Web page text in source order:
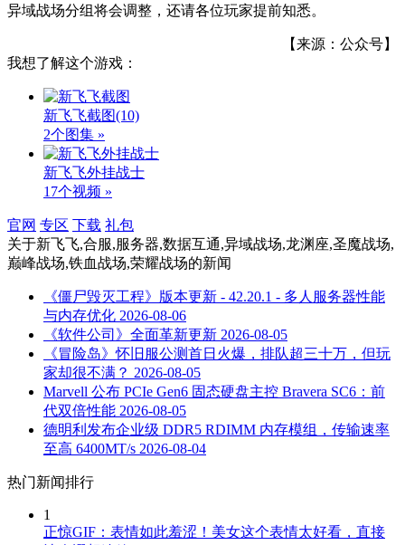
异域战场分组将会调整，还请各位玩家提前知悉。
【来源：公众号】
我想了解这个游戏：
新飞飞截图(10)
2个图集 »
新飞飞外挂战士
17个视频 »
官网 专区 下载 礼包
关于新飞飞,合服,服务器,数据互通,异域战场,龙渊座,圣魔战场,
巅峰战场,铁血战场,荣耀战场的新闻
《僵尸毁灭工程》版本更新 - 42.20.1 - 多人服务器性能
与内存优化 2026-08-06
《软件公司》全面革新更新 2026-08-05
《冒险岛》怀旧服公测首日火爆，排队超三十万，但玩
家却很不满？ 2026-08-05
Marvell 公布 PCIe Gen6 固态硬盘主控 Bravera SC6：前
代双倍性能 2026-08-05
德明利发布企业级 DDR5 RDIMM 内存模组，传输速率
至高 6400MT/s 2026-08-04
热门新闻排行
1
正惊GIF：表情如此羞涩！美女这个表情太好看，直接